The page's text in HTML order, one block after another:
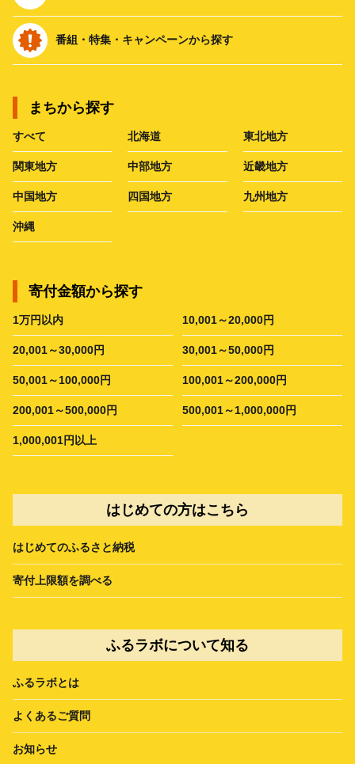
番組・特集・キャンペーンから探す
まちから探す
すべて 北海道 東北地方
関東地方 中部地方 近畿地方
中国地方 四国地方 九州地方
沖縄
寄付金額から探す
1万円以内 10,001～20,000円
20,001～30,000円 30,001～50,000円
50,001～100,000円 100,001～200,000円
200,001～500,000円 500,001～1,000,000円
1,000,001円以上
はじめての方はこちら
はじめてのふるさと納税
寄付上限額を調べる
ふるラボについて知る
ふるラボとは
よくあるご質問
お知らせ